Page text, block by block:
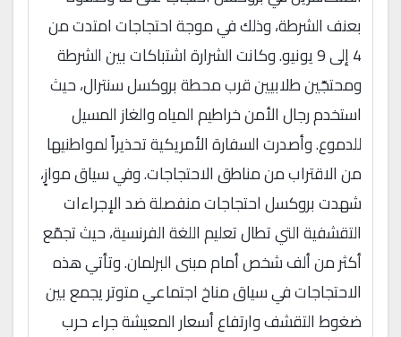
بعنف الشرطة، وذلك في موجة احتجاجات امتدت من
4 إلى 9 يونيو. وكانت الشرارة اشتباكات بين الشرطة
ومحتجّين طلابيين قرب محطة بروكسل سنترال، حيث
استخدم رجال الأمن خراطيم المياه والغاز المسيل
للدموع. وأصدرت السفارة الأمريكية تحذيراً لمواطنيها
من الاقتراب من مناطق الاحتجاجات. وفي سياق موازٍ،
شهدت بروكسل احتجاجات منفصلة ضد الإجراءات
التقشفية التي تطال تعليم اللغة الفرنسية، حيث تجمّع
أكثر من ألف شخص أمام مبنى البرلمان. وتأتي هذه
الاحتجاجات في سياق مناخ اجتماعي متوتر يجمع بين
ضغوط التقشف وارتفاع أسعار المعيشة جراء حرب